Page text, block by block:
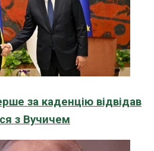
за каденцію відвідав
з Вучичем